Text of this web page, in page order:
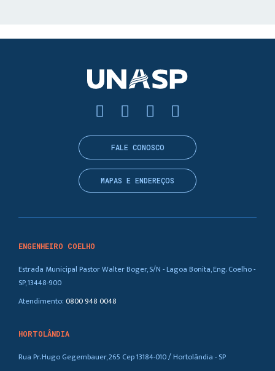
ENGENHEIRO COELHO
Estrada Municipal Pastor Walter Boger, S/N - Lagoa Bonita, Eng. Coelho -
SP, 13448-900
Atendimento:0800 948 0048
HORTOLÂNDIA
Rua Pr. Hugo Gegembauer, 265 Cep 13184-010 / Hortolândia - SP
FALE CONOSCO
MAPAS E ENDEREÇOS